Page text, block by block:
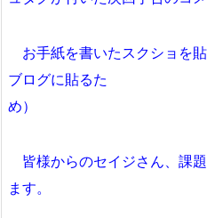
お手紙を書いたスクショを
ブログに貼るた
め）
皆様からのセイジさん、課
ます。